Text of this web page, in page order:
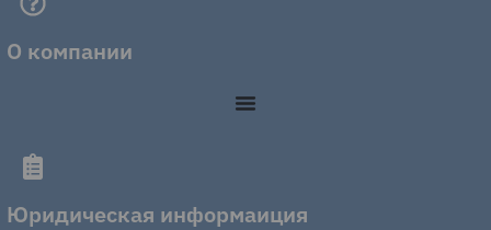
О компании
Юридическая информаиция